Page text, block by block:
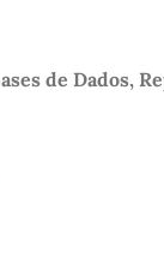
de Dados,